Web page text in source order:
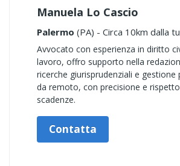
Manuela Lo Cascio
Palermo (PA) - Circa 10km dalla
Avvocato con esperienza in diritto
lavoro, offro supporto nella
ricerche giurisprudenziali e gestione
da remoto, con precisione e
scadenze.
Contatta